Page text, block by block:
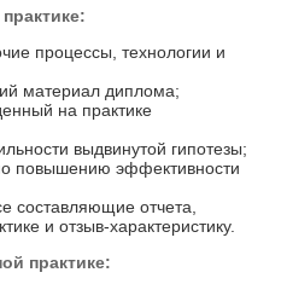
процессы, технологии и
материал диплома;
на практике
выдвинутой гипотезы;
повышению эффективности
составляющие отчета,
и отзыв-характеристику.
практике: